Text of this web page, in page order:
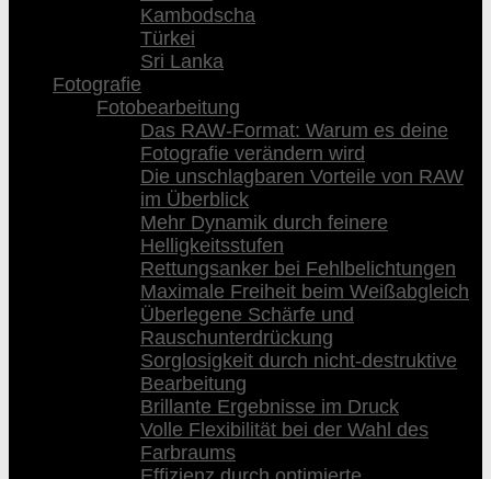
Kambodscha
Türkei
Sri Lanka
Fotografie
Fotobearbeitung
Das RAW-Format: Warum es deine
Fotografie verändern wird
Die unschlagbaren Vorteile von RAW
im Überblick
Mehr Dynamik durch feinere
Helligkeitsstufen
Rettungsanker bei Fehlbelichtungen
Maximale Freiheit beim Weißabgleich
Überlegene Schärfe und
Rauschunterdrückung
Sorglosigkeit durch nicht-destruktive
Bearbeitung
Brillante Ergebnisse im Druck
Volle Flexibilität bei der Wahl des
Farbraums